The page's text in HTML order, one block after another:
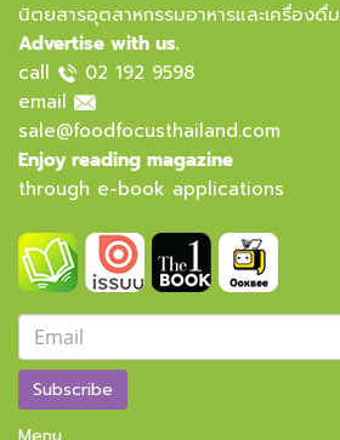
นิตยสารอุตสาหกรรมอาหารและเครื่องดื่ม
Advertise with us.
call
02 192 9598
email
sale@foodfocusthailand.com
Enjoy reading magazine
through e-book applications
Subscribe